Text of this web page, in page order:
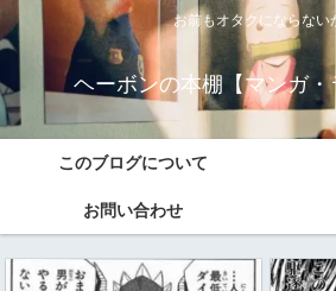
お前もオタクにならない
ヘーボンの本棚【マンガ・
このブログについて
お問い合わせ